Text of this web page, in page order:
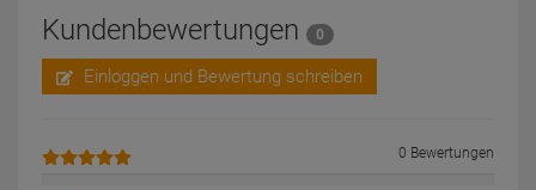
Kundenbewertungen 0
Einloggen und Bewertung schreiben
0 Bewertungen